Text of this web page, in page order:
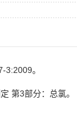
3:2009。
第3部分：总氯。